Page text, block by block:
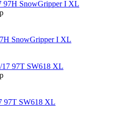
SnowGripper I XL
97T SW618 XL